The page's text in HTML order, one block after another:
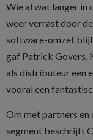
Wie al wat langer in
weer verrast door
software-omzet
gaf Patrick Govers,
als distributeur een
vooral een
Om met partners
segment beschrijft